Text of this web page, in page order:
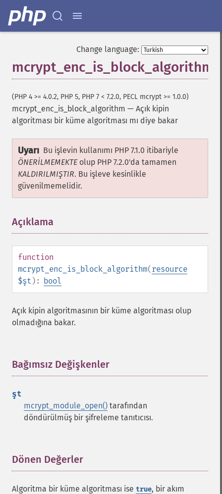
Change language:
mcrypt_enc_is_block_algorithm
(PHP 4 >= 4.0.2, PHP 5, PHP 7 < 7.2.0, PECL mcrypt >= 1.0.0)
mcrypt_enc_is_block_algorithm — Açık kipin
algoritması bir küme algoritması mı diye bakar
Uyarı Bu işlevin kullanımı PHP 7.1.0 itibariyle
ÖNERİLMEMEKTEolup PHP 7.2.0'da tamamen
KALDIRILMIŞTIR. Bu işleve kesinlikle
güvenilmemelidir.
Açıklama
function
mcrypt_enc_is_block_algorithm(resource
$şt ): bool
Açık kipin algoritmasının bir küme algoritması olup
olmadığına bakar.
Bağımsız Değişkenler
şt
mcrypt_module_open() tarafından
döndürülmüş bir şifreleme tanıtıcısı.
Dönen Değerler
Algoritma bir küme algoritması ise true, bir akım